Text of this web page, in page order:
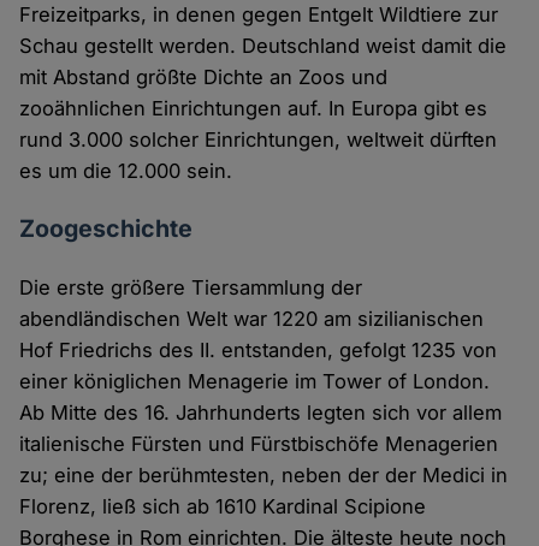
Freizeitparks, in denen gegen Entgelt Wildtiere zur
Schau gestellt werden. Deutschland weist damit die
mit Abstand größte Dichte an Zoos und
zooähnlichen Einrichtungen auf. In Europa gibt es
rund 3.000 solcher Einrichtungen, weltweit dürften
es um die 12.000 sein.
Zoogeschichte
Die erste größere Tiersammlung der
abendländischen Welt war 1220 am sizilianischen
Hof Friedrichs des II. entstanden, gefolgt 1235 von
einer königlichen Menagerie im Tower of London.
Ab Mitte des 16. Jahrhunderts legten sich vor allem
italienische Fürsten und Fürstbischöfe Menagerien
zu; eine der berühmtesten, neben der der Medici in
Florenz, ließ sich ab 1610 Kardinal Scipione
Borghese in Rom einrichten. Die älteste heute noch